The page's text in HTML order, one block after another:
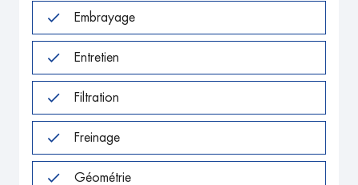
Embrayage
Entretien
Filtration
Freinage
Géométrie